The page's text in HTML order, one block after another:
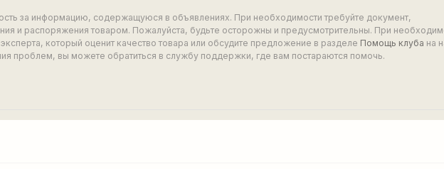
за информацию, содержащуюся в объявлениях. При необходимости требуйте документ,
и распоряжения товаром. Пожалуйста, будьте осторожны и предусмотрительны. При
который оценит качество товара или обсудите предложение в разделе Помощь клуба на
проблем, вы можете обратиться в службу поддержки, где вам постараются помочь.